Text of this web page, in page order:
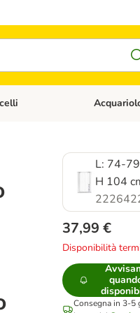
Diete Apri Menù
L: 74-
H 104
37,99 €
Disponibilità
Consegna in 3-5